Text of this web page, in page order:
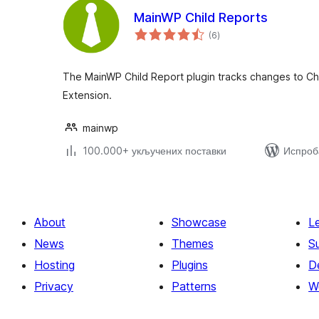
MainWP Child Reports
(6укупних
оцена
)
The MainWP Child Report plugin tracks changes to
Extension.
mainwp
100.000+ укључених поставки
About
News
Hosting
Privacy
Showcase
Themes
Plugins
Patterns